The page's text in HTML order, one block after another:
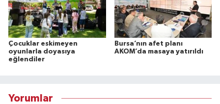
Çocuklar eskimeyen
oyunlarla doyasıya
eğlendiler
Bursa’nın afet planı
AKOM’da masaya yatırıldı
Yorumlar